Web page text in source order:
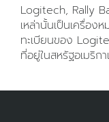
Logitech, Rally
เหล่านั้นเป็นเครื่อง
ทะเบียนของ
ที่อยู่ในสหรัฐอเมริก